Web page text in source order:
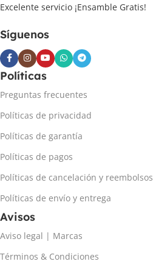
Excelente servicio ¡Ensamble Gratis!
Síguenos
Políticas
Preguntas frecuentes
Políticas de privacidad
Políticas de garantía
Políticas de pagos
Políticas de cancelación y reembolsos
Políticas de envío y entrega
Avisos
Aviso legal | Marcas
Términos & Condiciones